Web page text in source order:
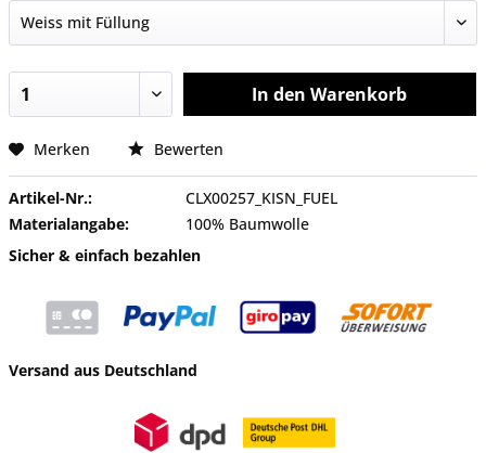
In den Warenkorb
Merken Bewerten
Artikel-Nr.:
CLX00257_KISN_FUEL
Materialangabe:
100% Baumwolle
Sicher & einfach bezahlen
Versand aus Deutschland